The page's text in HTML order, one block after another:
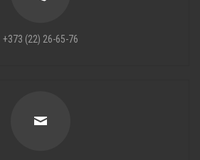
+373 (22) 26-65-76